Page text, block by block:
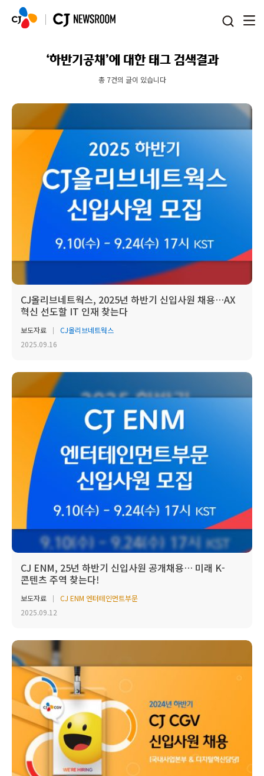
‘하반기공채’에 대한 태그 검색결과
총 7건의 글이 있습니다
CJ올리브네트웍스, 2025년 하반기 신입사원 채용…AX
혁신 선도할 IT 인재 찾는다
보도자료
CJ올리브네트웍스
2025.09.16
CJ ENM, 25년 하반기 신입사원 공개채용… 미래 K-
콘텐츠 주역 찾는다!
보도자료
CJ ENM 엔터테인먼트부문
2025.09.12